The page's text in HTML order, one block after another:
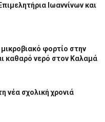
Ιωαννίνων και
φορτίο στην
καθαρό νερό στον Καλαμά
νέα σχολική χρονιά